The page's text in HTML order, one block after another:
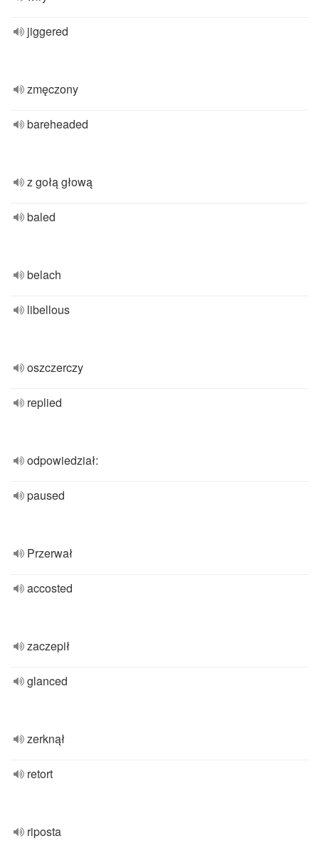
jiggered
zmęczony
bareheaded
z gołą głową
baled
belach
libellous
oszczerczy
replied
odpowiedział:
paused
Przerwał
accosted
zaczepił
glanced
zerknął
retort
riposta